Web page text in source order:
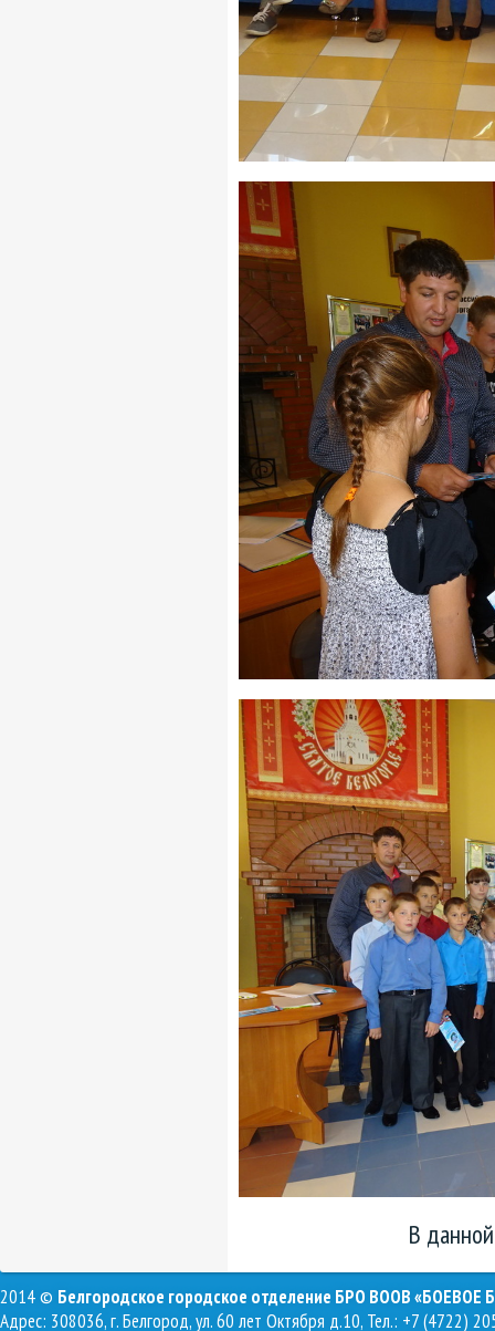
В
2014 © Белгородское городское отделение БРО ВООВ «БОЕВОЕ
Адрес: 308036, г. Белгород, ул. 60 лет Октября д.10, Тел.: +7 (4722)